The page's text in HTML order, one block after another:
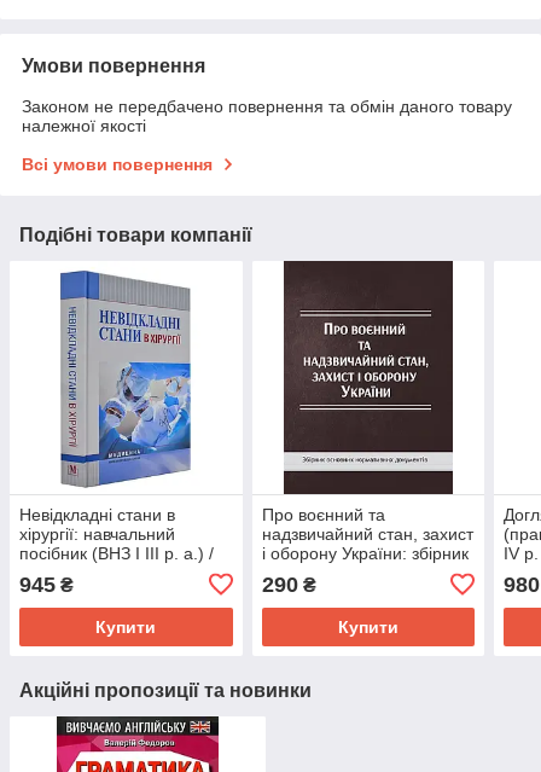
Умови повернення
Законом не передбачено повернення та обмін даного товару
належної якості
Всі умови повернення
Подібні товари компанії
Невідкладні стани в
хірургії: навчальний
посібник (ВНЗ І ІІІ р. а.) /
В.В. Киретів та
945 ₴
Купити
Про воєнний та
надзвичайний стан, захист
і оборону України: збірник
документів
290₴
Купити
ІV
980
Акційні пропозиції та новинки